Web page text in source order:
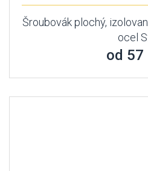
Šroubovák plochý,
ocel
od 57